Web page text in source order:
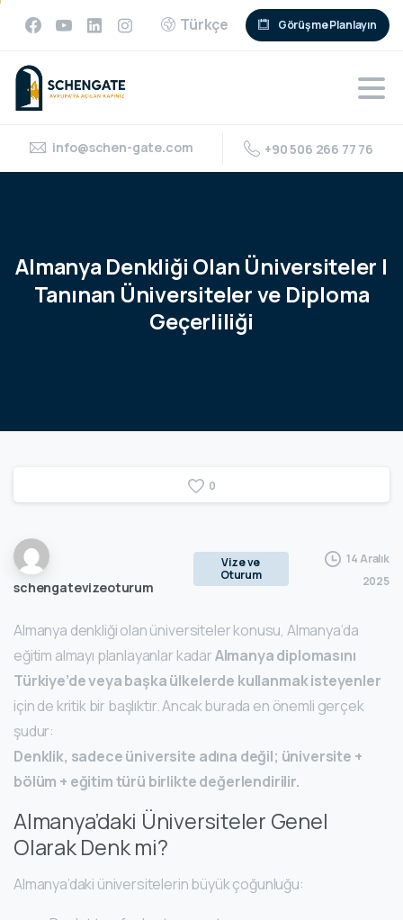
Türkçe Görüşme Planlayın
info@schen-gate.com +90 506 266 77 76
Almanya Denkliği Olan Üniversiteler |
Tanınan Üniversitelerve Diploma
Geçerliliği
0
schengatevizeoturum
Vize ve
Oturum
14 Aralık
2025
Almanya denkliği olan üniversiteler konusu, Almanya’da
eğitim almayı planlayanlar kadarAlmanya diplomasını
Türkiye’de veya başka ülkelerde kullanmak isteyenler
için de kritik bir başlıktır. Ancak burada en önemli gerçek
şudur:
Denklik, sadece üniversite adına değil; üniversite +
bölüm + eğitim türü birlikte değerlendirilir.
Almanya’daki Üniversiteler Genel
Olarak Denk mi?
Almanya’daki üniversitelerin büyük çoğunluğu: